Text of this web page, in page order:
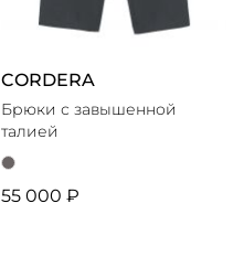
CORDERA
Брюки с завышенной
талией
55 000 ₽